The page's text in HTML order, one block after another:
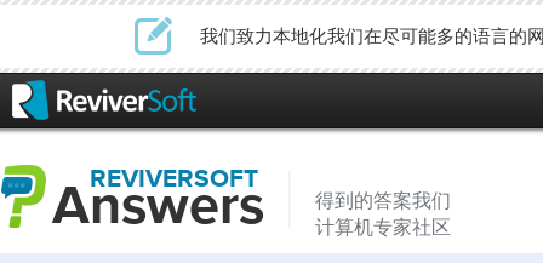
我们致力本地化我们在尽可能多的语言的
REVIVERSOFT
Answers
得到的答案我们
计算机专家社区